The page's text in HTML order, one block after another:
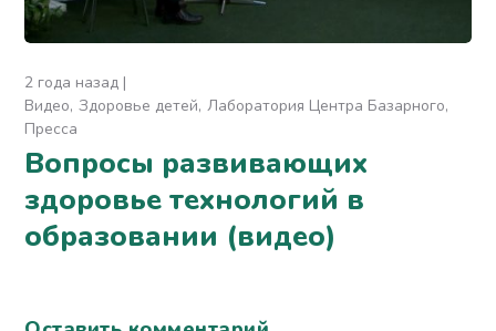
2 года назад
Видео Здоровье детей Лаборатория Центра Базарного
Пресса
Вопросы развивающих
здоровье технологий в
образовании (видео)